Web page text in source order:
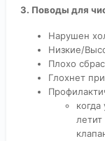
3. Поводы для
Нарушен
Низкие/
Плохо
Глохнет